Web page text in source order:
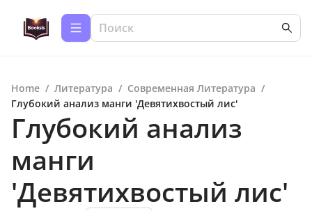
Home / Литература / Современная Литература /
Глубокий анализ манги 'Девятихвостый лис'
Глубокий анализ
манги
'Девятихвостый лис'